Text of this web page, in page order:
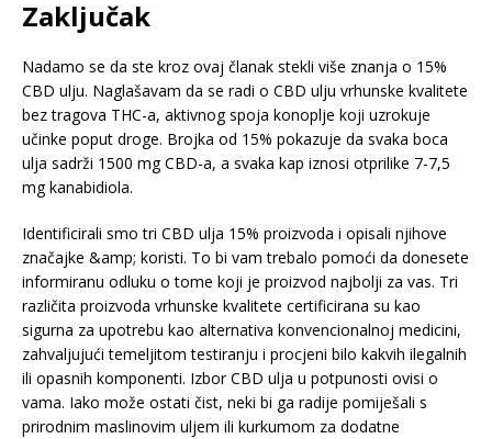
Zaključak
Nadamo se da ste kroz ovaj članak stekli više znanja o 15%
CBD ulju. Naglašavam da se radi o CBD ulju vrhunske kvalitete
bez tragova THC-a, aktivnog spoja konoplje koji uzrokuje
učinke poput droge. Brojka od 15% pokazuje da svaka boca
ulja sadrži 1500 mg CBD-a, a svaka kap iznosi otprilike 7-7,5
mg kanabidiola.
Identificirali smo tri CBD ulja 15% proizvoda i opisali njihove
značajke &amp; koristi. To bi vam trebalo pomoći da donesete
informiranu odluku o tome koji je proizvod najbolji za vas. Tri
različita proizvoda vrhunske kvalitete certificirana su kao
sigurna za upotrebu kao alternativa konvencionalnoj medicini,
zahvaljujući temeljitom testiranju i procjeni bilo kakvih ilegalnih
ili opasnih komponenti. Izbor CBD ulja u potpunosti ovisi o
vama. Iako može ostati čist, neki bi ga radije pomiješali s
prirodnim maslinovim uljem ili kurkumom za dodatne